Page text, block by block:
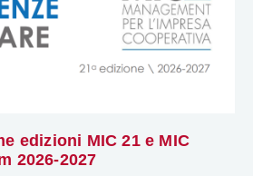
edizioni MIC 21 e MIC
2026-2027